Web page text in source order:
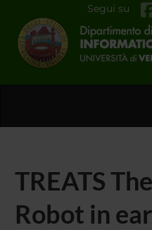
Segui su
TREATS
Robot in